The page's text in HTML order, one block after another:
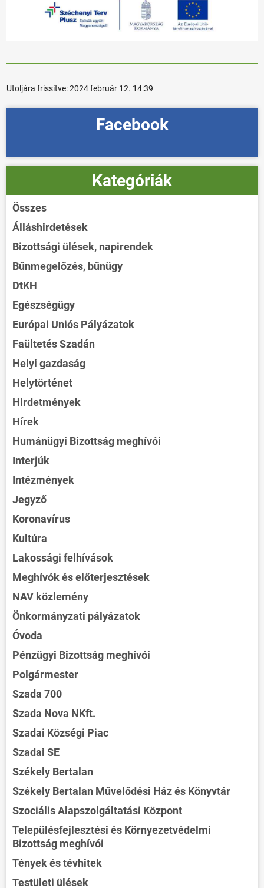
Utoljára frissítve:2024 február 12. 14:39
Facebook
Kategóriák
Összes
Álláshirdetések
Bizottsági ülések, napirendek
Bűnmegelőzés, bűnügy
DtKH
Egészségügy
Európai Uniós Pályázatok
Faültetés Szadán
Helyi gazdaság
Helytörténet
Hirdetmények
Hírek
Humánügyi Bizottság meghívói
Interjúk
Intézmények
Jegyző
Koronavírus
Kultúra
Lakossági felhívások
Meghívók és előterjesztések
NAV közlemény
Önkormányzati pályázatok
Óvoda
Pénzügyi Bizottság meghívói
Polgármester
Szada 700
Szada Nova NKft.
Szadai Községi Piac
Szadai SE
Székely Bertalan
Székely Bertalan Művelődési Ház és Könyvtár
Szociális Alapszolgáltatási Központ
Településfejlesztési és Környezetvédelmi
Bizottság meghívói
Tények és tévhitek
Testületi ülések